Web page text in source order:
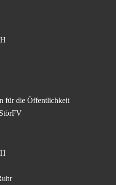
für die Öffentlichkeit